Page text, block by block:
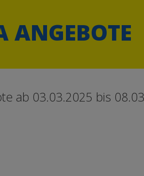
ANGEBOTE
ab 03.03.2025 bis